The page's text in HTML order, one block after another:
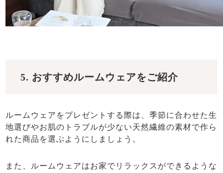
5. おすすめルームウェアをご紹介
ルームウェアをプレゼントする際は、季節に合わせた生
地選びやお肌のトラブルが少ない天然繊維の素材で作ら
れた商品を選ぶようにしましょう。
また、ルームウェアはお家でリラックスができるような